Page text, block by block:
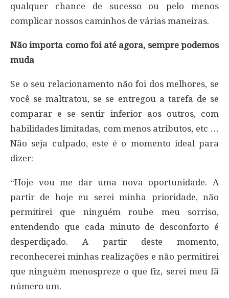
qualquer chance de sucesso ou pelo menos
complicar nossos caminhos de várias maneiras.
Não importa como foi até agora, sempre podemos
muda
Se o seu relacionamento não foi dos melhores, se
você se maltratou, se se entregou a tarefa de se
comparar e se sentir inferior aos outros, com
habilidades limitadas, com menos atributos, etc …
Não seja culpado, este é o momento ideal para
dizer:
“Hoje vou me dar uma nova oportunidade. A
partir de hoje eu serei minha prioridade, não
permitirei que ninguém roube meu sorriso,
entendendo que cada minuto de desconforto é
desperdiçado. A partir deste momento,
reconhecerei minhas realizações e não permitirei
que ninguém menospreze o que fiz, serei meu fã
número um.